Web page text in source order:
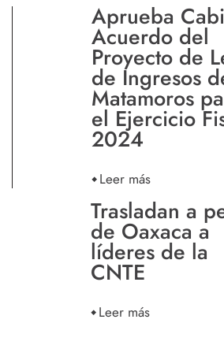
Aprueba
Acuerdo del
Proyecto de
de Ingresos
Matamoros
el Ejercicio
2024
Leer más
Trasladan a
de Oaxaca a
líderes de la
CNTE
Leer más